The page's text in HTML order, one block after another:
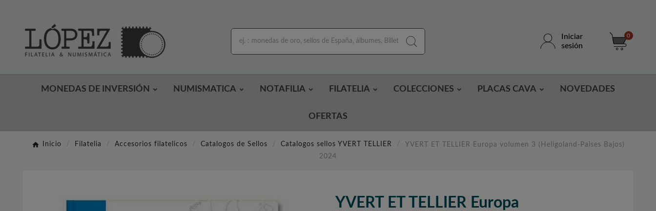
Iniciar
sesión
0
MONEDAS DE INVERSIÓN NUMISMATICA NOTAFILIA FILATELIA COLECCIONES PLACAS CAVA NOVEDADES
OFERTAS
Inicio Filatelia Accesorios filatelicos Catalogos de Sellos Catalogos sellos YVERT TELLIER
YVERT ET TELLIER Europa volumen 3 (Heligoland-Paises Bajos)
2024
YVERT ET TELLIER Europa